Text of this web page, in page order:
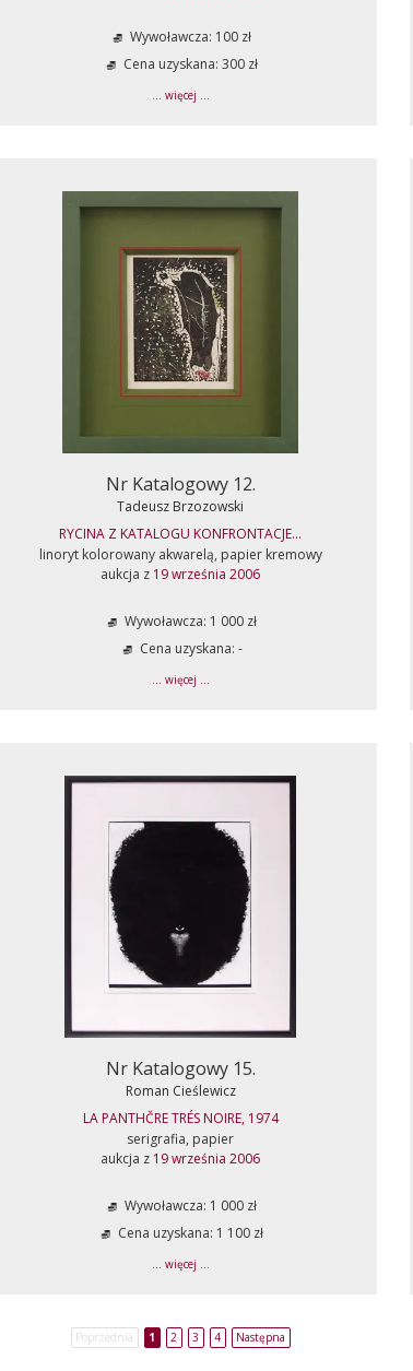
Wywoławcza: 100 zł
Cena uzyskana: 300 zł
... więcej ...
Nr Katalogowy 12.
Tadeusz Brzozowski
RYCINA Z KATALOGU KONFRONTACJE...
linoryt kolorowany akwarelą, papier kremowy
aukcja z 19 września 2006
Wywoławcza: 1 000 zł
Cena uzyskana: -
... więcej ...
Nr Katalogowy 15.
Roman Cieślewicz
LA PANTHČRE TRÉS NOIRE, 1974
serigrafia, papier
aukcja z 19 września 2006
Wywoławcza: 1 000 zł
Cena uzyskana: 1 100 zł
... więcej ...
Poprzednia 1 2 3 4 Następna